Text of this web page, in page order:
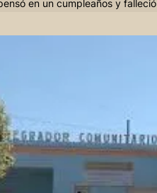
en un cumpleaños y falleció